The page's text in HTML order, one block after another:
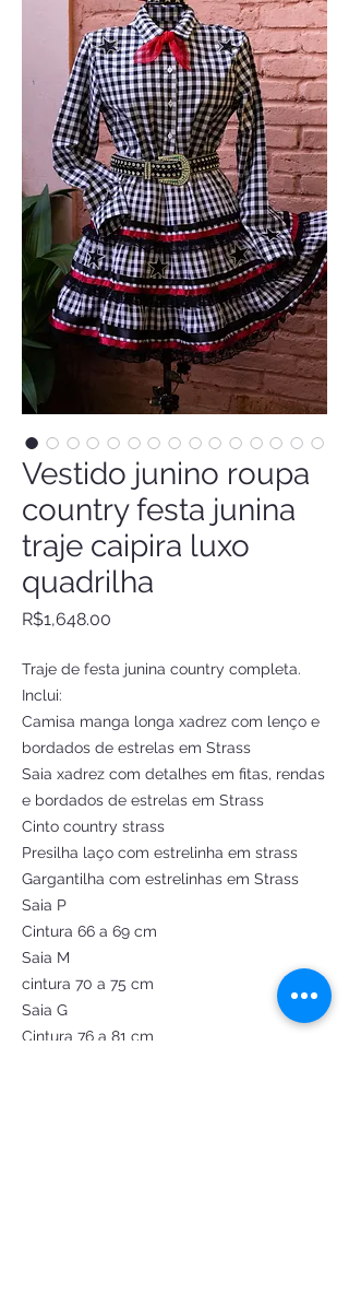
Vestido junino roupa
country festa junina
traje caipira luxo
quadrilha
R$1,648.00
Traje de festa junina country completa.
Inclui:
Camisa manga longa xadrez com lenço e
bordados de estrelas em Strass
Saia xadrez com detalhes em fitas, rendas
e bordados de estrelas em Strass
Cinto country strass
Presilha laço com estrelinha em strass
Gargantilha com estrelinhas em Strass
Saia P
Cintura 66 a 69 cm
Saia M
cintura 70 a 75 cm
Saia G
Cintura 76 a 81 cm